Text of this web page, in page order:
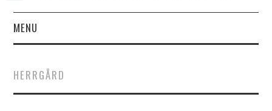
MENU
HIMLAGRÖNT
HERRGÅRD
Email